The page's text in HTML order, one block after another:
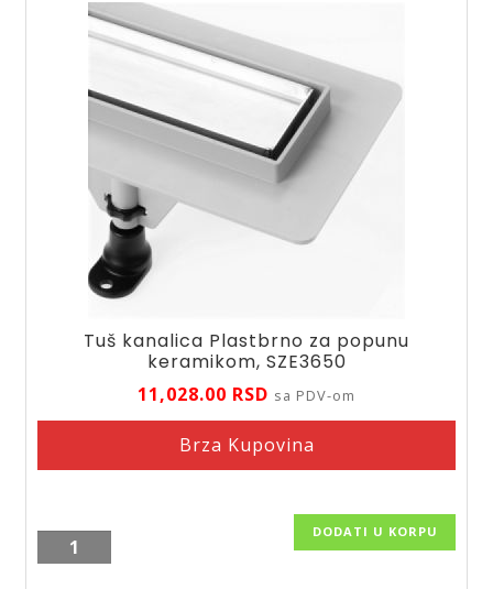
Tuš kanalica Plastbrno za popunu
keramikom, SZE3650
11,028.00 RSD sa PDV-om
Brza Kupovina
Tuš
kanalica
DODATI U KORPU